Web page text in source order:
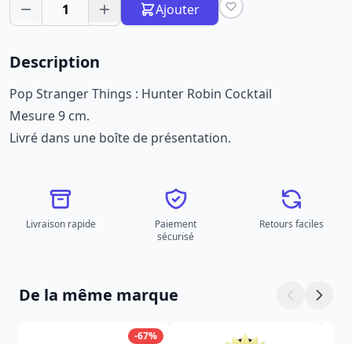
1 Ajouter
Description
Pop Stranger Things : Hunter Robin Cocktail
Mesure 9 cm.
Livré dans une boîte de présentation.
Livraison rapide
Paiement
sécurisé
Retours faciles
De la même marque
-67%